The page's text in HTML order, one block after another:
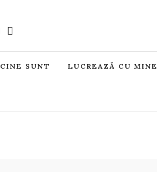
CINE SUNT LUCREAZĂ CU MINE